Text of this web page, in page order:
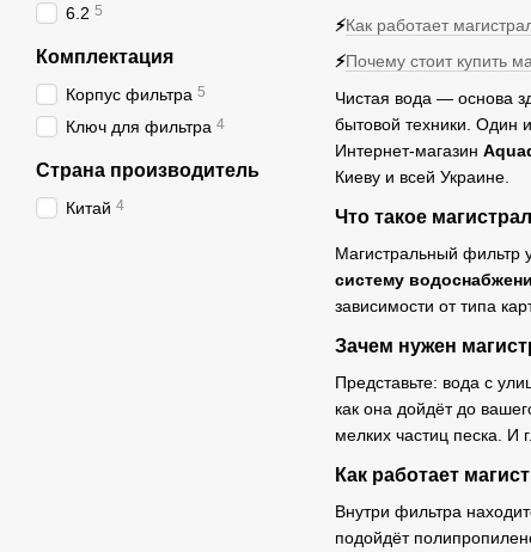
⚡Как работает
⚡Почему стоит купить
Чистая вода — основа
бытовой техники. Один
Интернет-магазин
Киеву и всей Украине.
Что такое
Магистральный фильтр
систему
зависимости от типа
Зачем нужен
Представьте: вода с
как она дойдёт до
мелких частиц песка. И
Как работает
Внутри фильтра
подойдёт
6.2 5
Комплектация
Корпус фильтра 5
Ключ для фильтра 4
Страна производитель
Китай 4